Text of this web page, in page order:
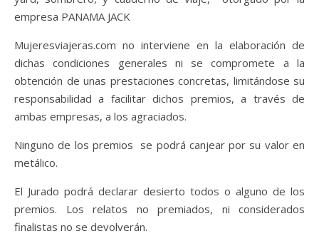
empresa PANAMA JACK
Mujeresviajeras.com no interviene en la elaboración de
dichas condiciones generales ni se compromete a la
obtención de unas prestaciones concretas, limitándose su
responsabilidad a facilitar dichos premios, a través de
ambas empresas, a los agraciados.
Ninguno de los premios se podrá canjear por su valor en
metálico.
El Jurado podrá declarar desierto todos o alguno de los
premios. Los relatos no premiados, ni considerados
finalistas no se devolverán.